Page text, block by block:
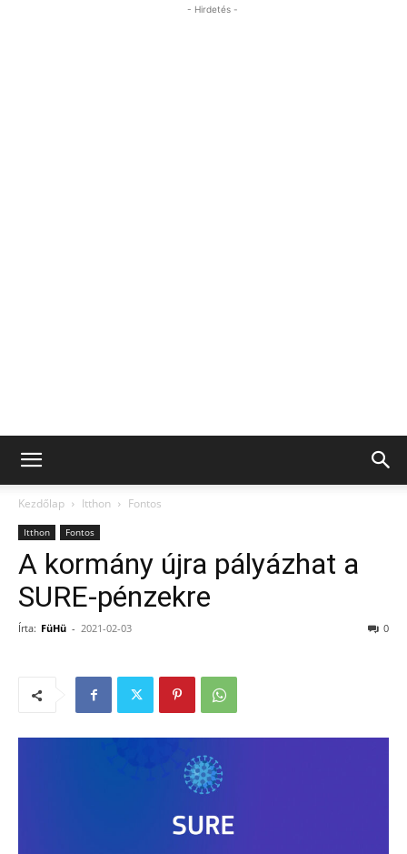
- Hirdetés -
Kezdőlap Itthon Fontos
Itthon Fontos
A kormány újra pályázhat a
SURE-pénzekre
Írta: FüHü - 2021-02-03 0